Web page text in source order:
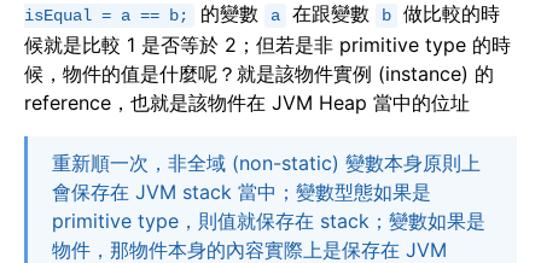
isEqual = a == b;
的變數 a 在跟變數 b
做比較的時
候就是比較 1 是否等於 2；但若是非 primitive type 的時
候，物件的值是什麼呢？就是該物件實例 (instance) 的
reference，也就是該物件在 JVM Heap 當中的位址
重新順一次，非全域 (non-static) 變數本身原則上
會保存在 JVM stack 當中；變數型態如果是
primitive type，則值就保存在 stack；變數如果是
物件，那物件本身的內容實際上是保存在 JVM